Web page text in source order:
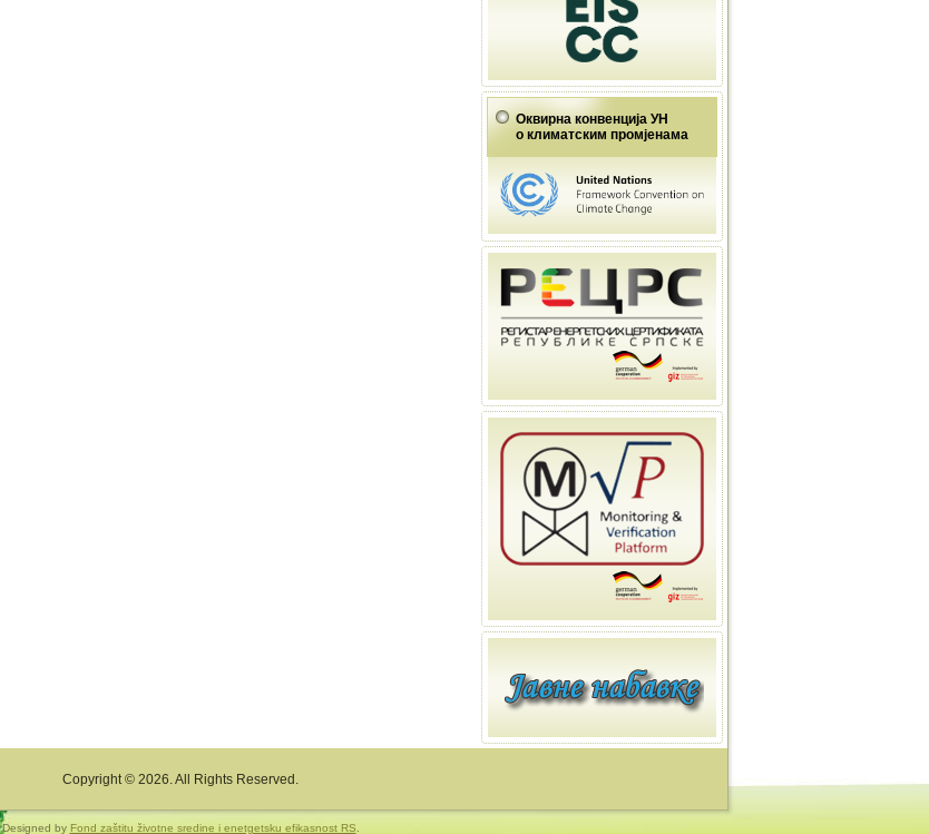
Оквирна конвенција УН
о климатским промјенама
Copyright © 2026. All Rights Reserved.
Designed by Fond zaštitu životne sredine i enetgetsku efikasnost RS.